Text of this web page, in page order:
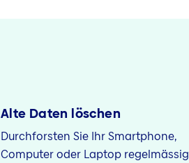
Alte Daten löschen
Durchforsten Sie Ihr Smartphone,
Computer oder Laptop regelmässig